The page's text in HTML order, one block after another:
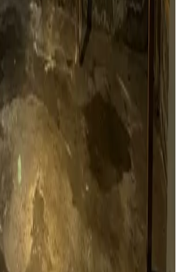
og kondens i Harlev? Vi
adresserer fugtproblemet i din